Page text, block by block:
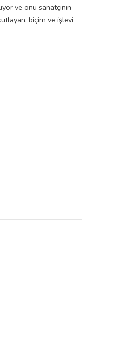
ve onu sanatçının
biçim ve işlevi